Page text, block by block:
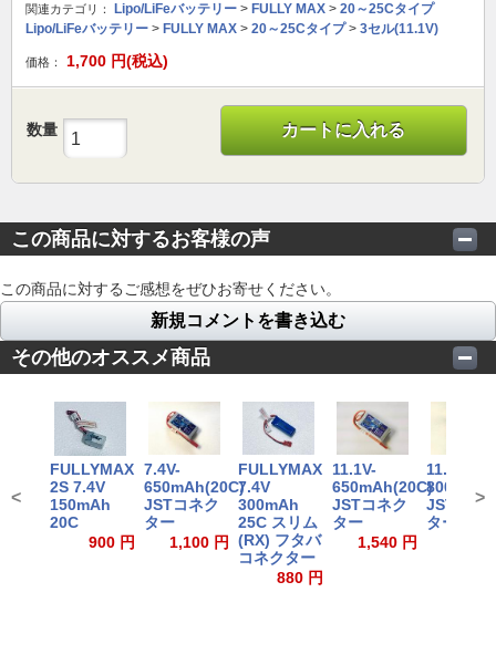
関連カテゴリ： Lipo/LiFeバッテリー > FULLY MAX > 20～25Cタイプ
Lipo/LiFeバッテリー > FULLY MAX > 20～25Cタイプ> 3セル(11.1V)
価格： 1,700 円(税込)
数量 カートに入れる
この商品に対するお客様の声
この商品に対するご感想をぜひお寄せください。
新規コメントを書き込む
その他のオススメ商品
FULLYMAX
2S 7.4V
150mAh
20C
900 円
7.4V-
650mAh(20C)
JSTコネク
ター
1,100 円
FULLYMAX
7.4V
300mAh
25C スリム
(RX) フタバ
コネクター
880 円
11.1V-
650mAh(20C)
JSTコネク
ター
1,540 円
11.1V-
JSTコネ
ター
< >